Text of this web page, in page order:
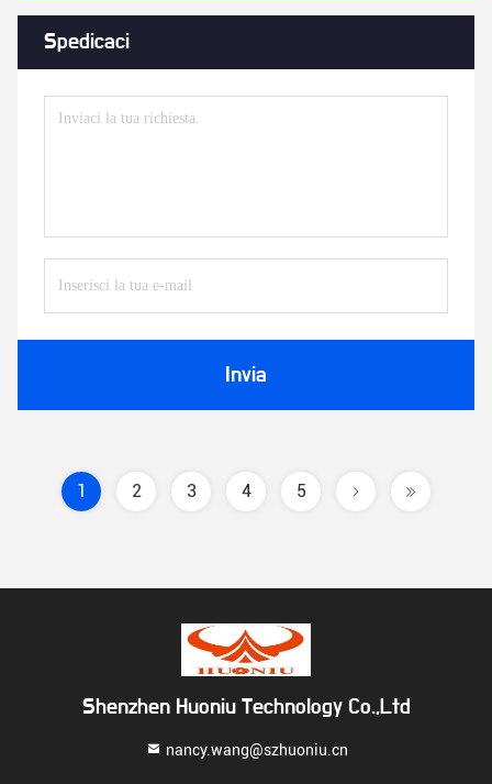
Spedicaci
Invia
1 2 3 4 5
Shenzhen Huoniu Technology Co.,Ltd
nancy.wang@szhuoniu.cn